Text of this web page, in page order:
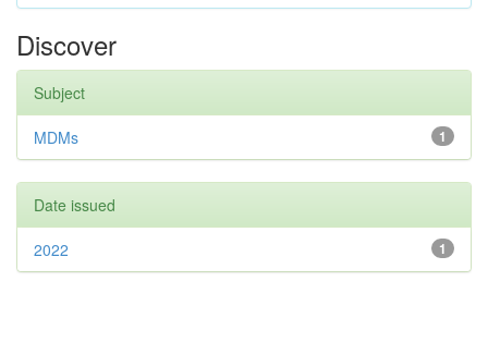
Discover
Subject
1
MDMs
Date issued
1
2022